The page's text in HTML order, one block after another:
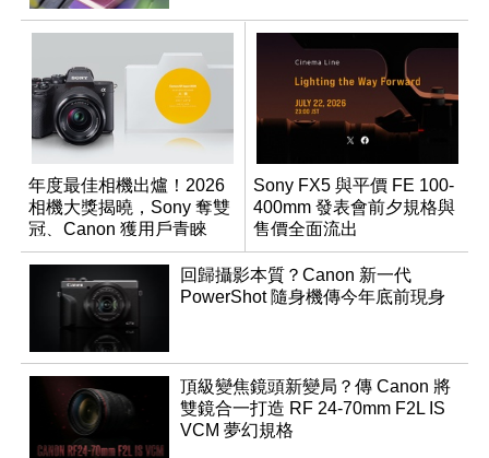
年度最佳相機出爐！2026
相機大獎揭曉，Sony 奪雙
冠、Canon 獲用戶青睞
Sony FX5 與平價 FE 100-
400mm 發表會前夕規格與
售價全面流出
回歸攝影本質？Canon 新一代
PowerShot 隨身機傳今年底前現身
頂級變焦鏡頭新變局？傳 Canon 將
雙鏡合一打造 RF 24-70mm F2L IS
VCM 夢幻規格